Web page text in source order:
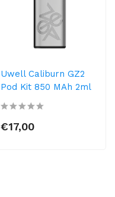
Uwell Caliburn GZ2
Pod Kit 850 MAh 2ml
€17,00